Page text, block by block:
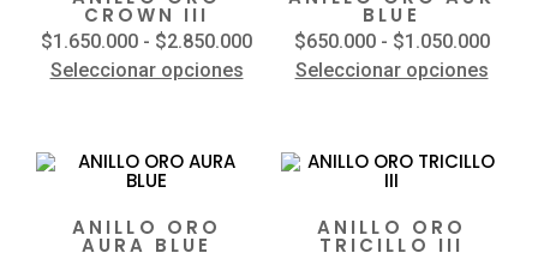
CROWN III
$1.650.000 - $2.850.000
Seleccionar opciones
BLUE
$650.000 - $1.050.000
Seleccionar opciones
ANILLO ORO
AURA BLUE
ANILLO ORO
TRICILLO III